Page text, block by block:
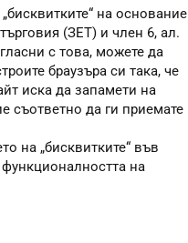
на основание
(ЗЕТ) и член 6, ал.
с това, можете да
браузъра си така, че
иска да запамети на
съответно да ги приемате
на „бисквитките“ във
на